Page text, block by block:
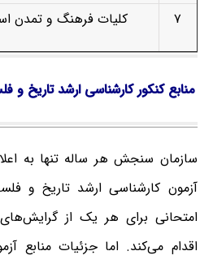
۷ کلیات فرهنگ و تمدن
منابع کنکور کارشناسی ارشد تاریخ و
سازمان سنجش هر ساله تنها به
آزمون کارشناسی ارشد تاریخ و
امتحانی برای هر یک از
اقدام می‌کند. اما جزئیات منابع